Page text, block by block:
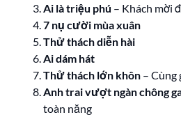
Ai là triệu phú – Khách mời
7 nụ cười mùa xuân
Thử thách diễn hài
Ai dám hát
Thử thách lớn khôn – Cùng
Anh trai vượt ngàn chông
toàn năng